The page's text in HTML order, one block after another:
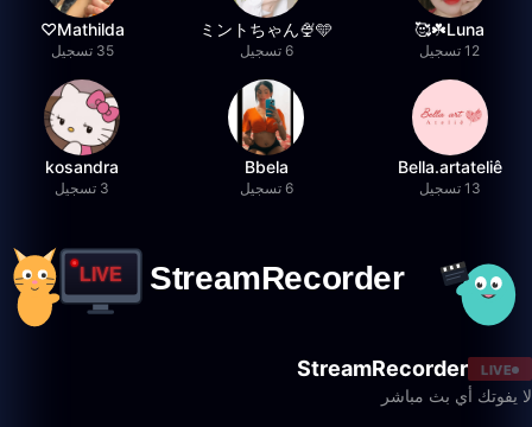
Luna☘️🥰
12 تسجيل
ミントちゃん🍨🩵
6 تسجيل
Mathilda♡︎
35 تسجيل
Bella.artateliê
13 تسجيل
Bbela
6 تسجيل
kosandra
3 تسجيل
LIVE
StreamRecorder
لا يفوتك أي بث مباشر